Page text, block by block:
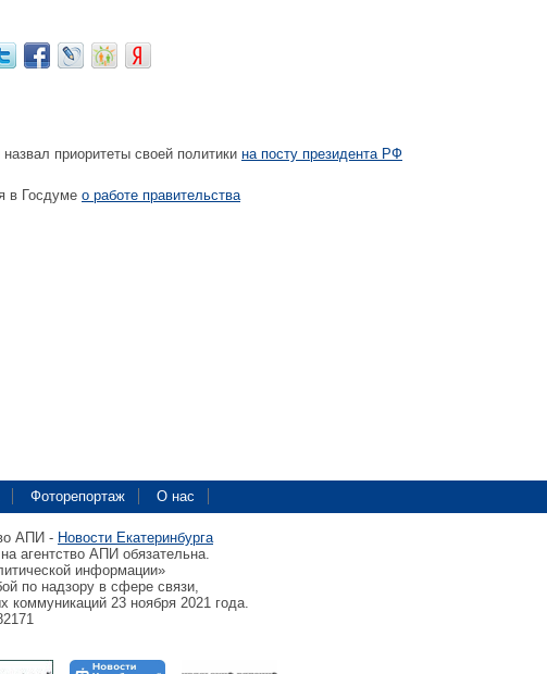
приоритеты своей политики на посту президента РФ
в Госдуме о работе правительства
Фоторепортаж О нас
АПИ - Новости Екатеринбурга
агентство АПИ обязательна.
информации»
по надзору в сфере связи,
коммуникаций 23 ноября 2021 года.